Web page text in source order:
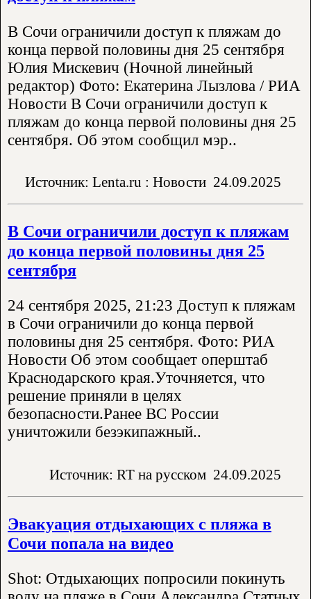
В Сочи ограничили доступ к пляжам до
конца первой половины дня 25 сентября
Юлия Мискевич (Ночной линейный
редактор) Фото: Екатерина Лызлова / РИА
Новости В Сочи ограничили доступ к
пляжам до конца первой половины дня 25
сентября. Об этом сообщил мэр..
Источник: Lenta.ru : Новости 24.09.2025
В Сочи ограничили доступ к пляжам
до конца первой половины дня 25
сентября
24 сентября 2025, 21:23 Доступ к пляжам
в Сочи ограничили до конца первой
половины дня 25 сентября. Фото: РИА
Новости Об этом сообщает оперштаб
Краснодарского края.Уточняется, что
решение приняли в целях
безопасности.Ранее ВС России
уничтожили безэкипажный..
Источник: RT на русском 24.09.2025
Эвакуация отдыхающих с пляжа в
Сочи попала на видео
Shot: Отдыхающих попросили покинуть